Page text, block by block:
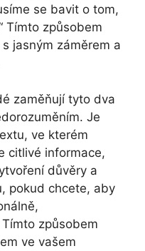
se bavit o tom,
Tímto způsobem
jasným záměrem a
zaměňují tyto dva
Je
ve kterém
citlivé informace,
důvěry a
pokud chcete, aby
Tímto způsobem
ve vašem